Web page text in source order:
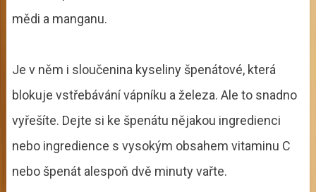
mědi a manganu.
Je v něm i sloučenina kyseliny špenátové, která
blokuje vstřebávání vápníku a železa. Ale to snadno
vyřešíte. Dejte si ke špenátu nějakou ingredienci
nebo ingredience s vysokým obsahem vitaminu C
nebo špenát alespoň dvě minuty vařte.